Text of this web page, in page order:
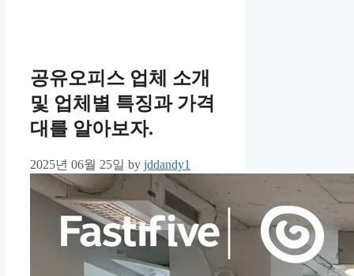
공유오피스 업체 소개
및 업체별 특징과 가격
대를 알아보자.
2025년 06월 25일 by jddandy1